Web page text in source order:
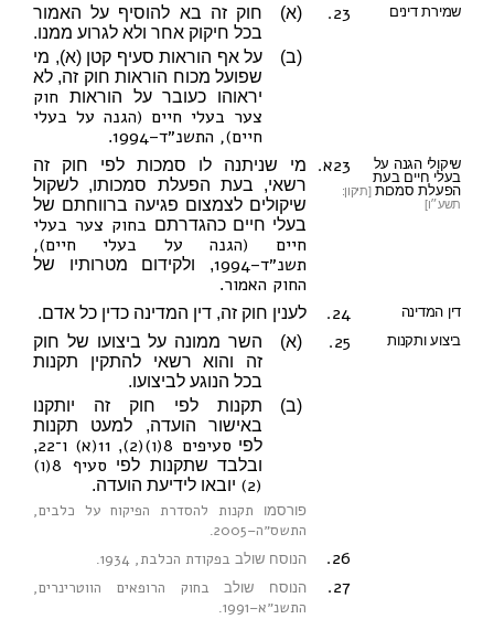
23. שמירת דינים (א)
חוק זה בא להוסיף על האמור
בכל חיקוק אחר ולא לגרוע ממנו.
(ב)
על אף הוראות סעיף קטן (א), מי
שפועל מכוח הוראות חוק זה, לא
יראוהו כעובר על הוראות חוק
צער בעלי חיים (הגנה על בעלי
חיים), התשנ״ד–1994
.
23א.
שיקולי הגנה על
בעלי חיים בעת
הפעלת סמכות[תיקון:
תשע״ו]
מי שניתנה לו סמכות לפי חוק זה
רשאי, בעת הפעלת סמכותו, לשקול
שיקולים לצמצום פגיעה ברווחתם של
בעלי חיים כהגדרתם בחוק צער בעלי
חיים (הגנה על בעלי חיים),
תשנ״ד–1994
, ולקידום מטרותיו של
החוק האמור.
24. דין המדינה לענין חוק זה, דין המדינה כדין כל אדם.
25. ביצוע ותקנות (א)
השר ממונה על ביצועו של חוק
זה והוא רשאי להתקין תקנות
בכל הנוגע לביצועו.
(ב)
תקנות לפי חוק זה יותקנו
באישור הועדה, למעט תקנות
לפי סעיפים 8(ו)(2) , 11(א) ו־22
,
ובלבד שתקנות לפי
סעיף 8(ו)
(2)
יובאו לידיעת הועדה.
פורסמו תקנות להסדרת הפיקוח על כלבים,
התשס״ה–2005
.
26. הנוסח שולב בפקודת הכלבת, 1934 .
27. הנוסח שולב בחוק הרופאים הווטרינרים,
התשנ״א–1991
.